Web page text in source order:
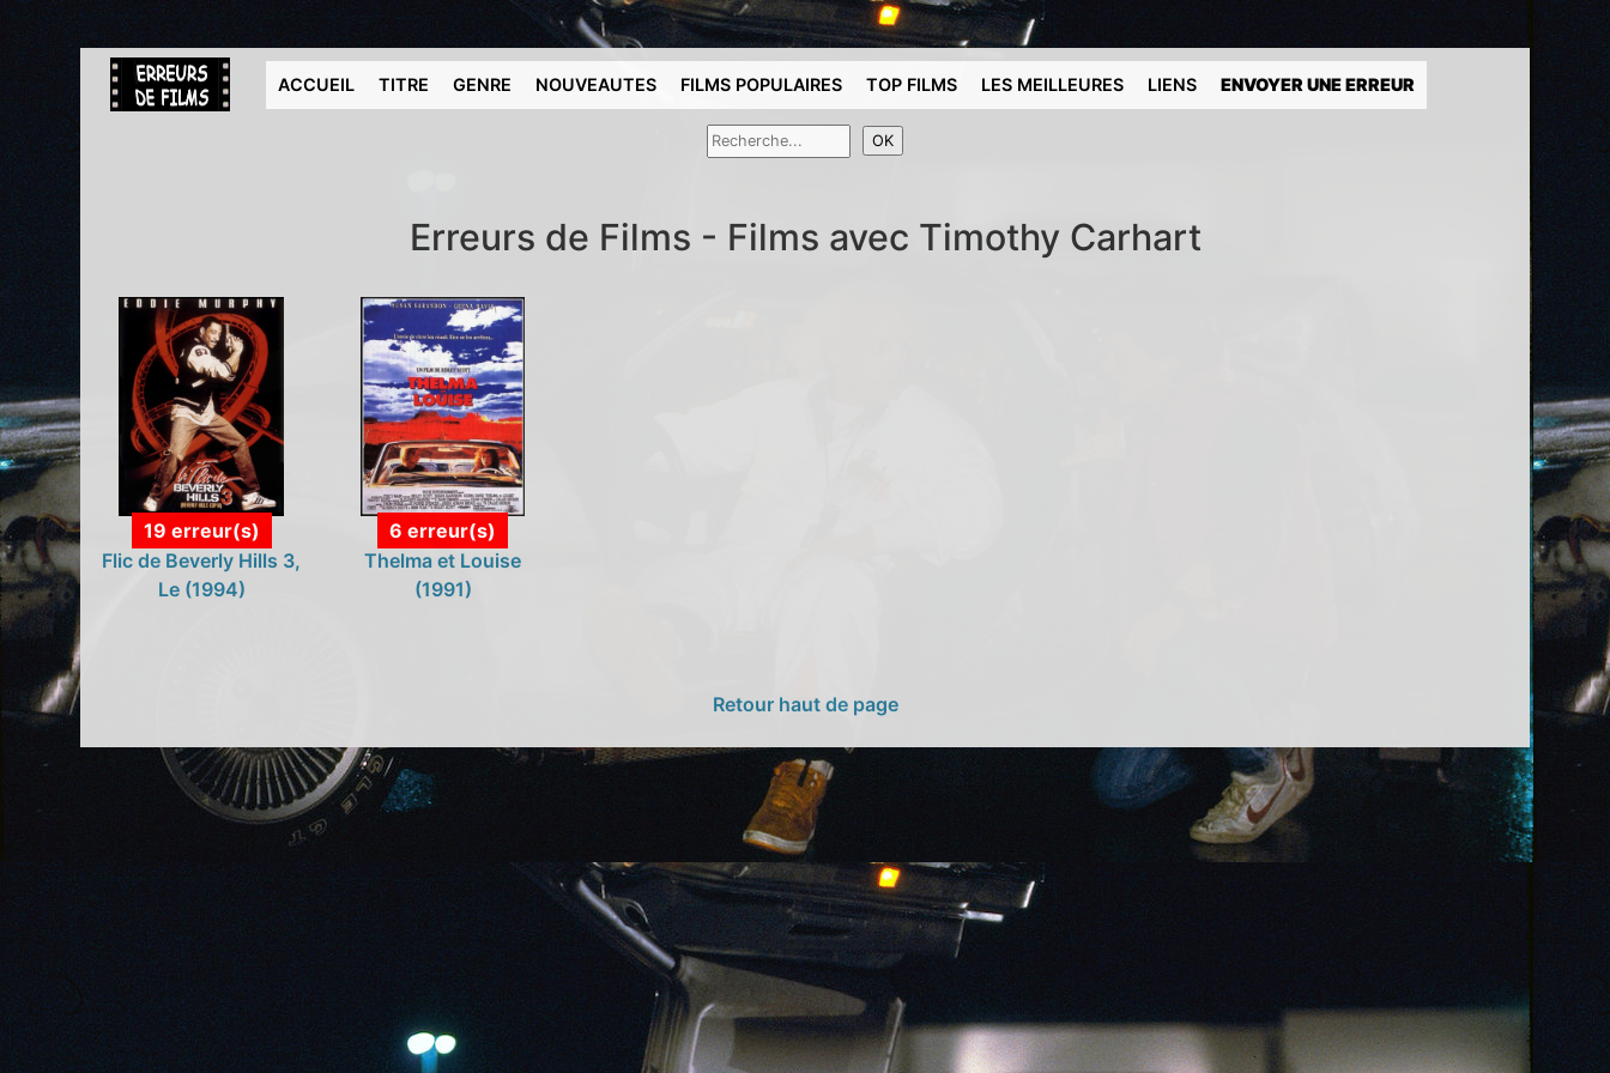
ACCUEIL TITRE GENRE NOUVEAUTES FILMS POPULAIRES TOP FILMS LES MEILLEURES LIENS ENVOYER UNE ERREUR
Erreurs de Films - Films avec Timothy Carhart
19 erreur(s)
Flic de Beverly Hills 3,
Le (1994)
6 erreur(s)
Thelma et Louise
(1991)
Retour haut de page